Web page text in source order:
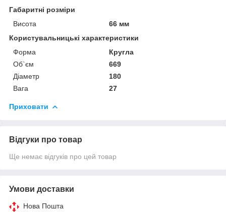
Габаритні розміри
Висота
66 мм
Користувальницькі характеристики
Форма
Кругла
Об`єм
669
Діаметр
180
Вага
27
Приховати
Відгуки про товар
Ще немає відгуків про цей товар
Умови доставки
Нова Пошта